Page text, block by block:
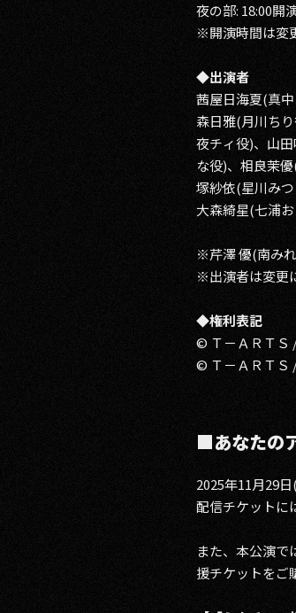
夜の部: 18:00開
※開演時間は変
◆出演者
茜屋日海夏(真
森日雅(月川ち
夜チィ役)、山
な役)、相良茉
塚紗依(星川み
大森綺星(七浦
※芹澤 優(南み
※出演者は変更
◆権利表記
© Ｔ－ＡＲＴＳ
© Ｔ－ＡＲＴＳ
■あなたの
2025年11月29
配信チケットに
また、本公演
援チケットをご